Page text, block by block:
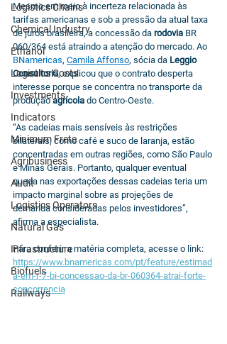
Logistics Chains
Chemical Industry
Ethanol
Logistics Costs
Investments
Indicators
Minimum Frete
Agribusiness
Audit
Logistics Operators
Natural Gas
Infrastructure
Biofuels
Railways
Mesmo em meio à incerteza relacionada às
tarifas americanas e sob a pressão da atual taxa
de juros brasileira, a concessão da rodovia BR
060/364 está atraindo a atenção do mercado. Ao
BNamericas, Camila Affonso, sócia da Leggio
Consultoria, explicou que o contrato desperta
interesse porque se concentra no transporte da
produção agrícola do Centro-Oeste.
“As cadeias mais sensíveis às restrições
bilaterais, como café e suco de laranja, estão
concentradas em outras regiões, como São Paulo
e Minas Gerais. Portanto, qualquer eventual
queda nas exportações dessas cadeias teria um
impacto marginal sobre as projeções de
demanda consideradas pelos investidores”,
afirma a especialista.
Para conferir a matéria completa, acesse o link:
https://www.bnamericas.com/pt/feature/estimad
a-em-r-7-bi-concessao-da-br-060364-atrai-forte-
concorrencia